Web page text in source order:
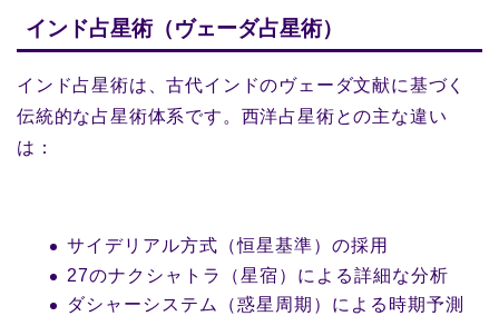
インド占星術（ヴェーダ占星術）
インド占星術は、古代インドのヴェーダ文献に基づく
伝統的な占星術体系です。西洋占星術との主な違い
は：
サイデリアル方式（恒星基準）の採用
27のナクシャトラ（星宿）による詳細な分析
ダシャーシステム（惑星周期）による時期予測